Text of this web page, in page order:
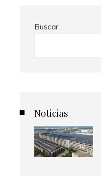
Buscar
Noticias